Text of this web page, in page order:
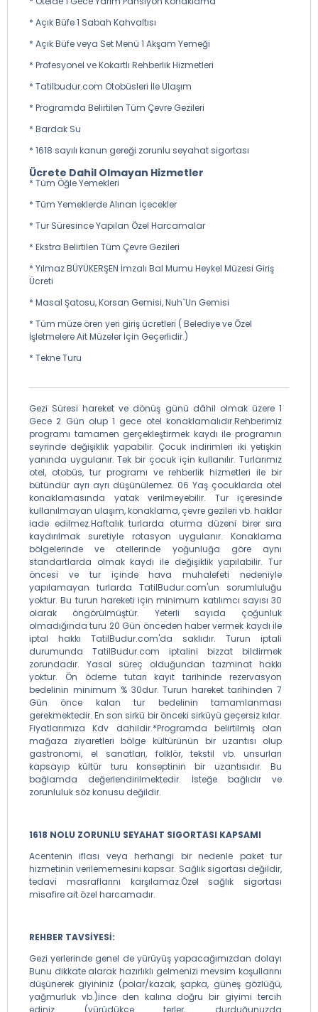
*Öğle Yemeği: Eskişehir’de serbest olarak alınacaktır.
dahildir.
*Konaklama: Bursa veya Eskişehir Standart Şehir Otelleri
Grand Şah ,Former City Otel - Bursa Koza Otel , Bursa
Royal Termal Otel vb. Oteller
* Açık Büfe 1 Sabah Kahvaltısı
* Açık Büfe veya Set Menü 1 Akşam Yemeği
* Profesyonel ve Kokartlı Rehberlik Hizmetleri
* Tatilbudur.com Otobüsleri İle Ulaşım
* Programda Belirtilen Tüm Çevre Gezileri
* Bardak Su
* 1618 sayılı kanun gereği zorunlu seyahat sigortası
Ücrete Dahil Olmayan Hizmetler
* Tüm Öğle Yemekleri
* Tüm Yemeklerde Alınan İçecekler
* Tur Süresince Yapılan Özel Harcamalar
* Ekstra Belirtilen Tüm Çevre Gezileri
* Yılmaz BÜYÜKERŞEN İmzalı Bal Mumu Heykel Müzesi Giriş
Ücreti
* Masal Şatosu, Korsan Gemisi, Nuh`Un Gemisi
* Tüm müze ören yeri giriş ücretleri ( Belediye ve Özel
İşletmelere Ait Müzeler İçin Geçerlidir.)
* Tekne Turu
Gezi Süresi hareket ve dönüş günü dâhil olmak üzere 1
Gece 2 Gün olup 1 gece otel konaklamalıdır.Rehberimiz
programı tamamen gerçekleştirmek kaydı ile programın
seyrinde değişiklik yapabilir. Çocuk indirimleri iki yetişkin
yanında uygulanır. Tek bir çocuk için kullanılır. Turlarımız
otel, otobüs, tur programı ve rehberlik hizmetleri ile bir
bütündür ayrı ayrı düşünülemez. 06 Yaş çocuklarda otel
konaklamasında yatak verilmeyebilir. Tur içeresinde
kullanılmayan ulaşım, konaklama, çevre gezileri vb. haklar
iade edilmez.Haftalık turlarda oturma düzeni birer sıra
kaydırılmak suretiyle rotasyon uygulanır. Konaklama
bölgelerinde ve otellerinde yoğunluğa göre aynı
standartlarda olmak kaydı ile değişiklik yapılabilir. Tur
öncesi ve tur içinde hava muhalefeti nedeniyle
yapılamayan turlarda TatilBudur.com'un sorumluluğu
yoktur. Bu turun hareketi için minimum katılımcı sayısı 30
olarak öngörülmüştür. Yeterli sayıda çoğunluk
olmadığında turu 20 Gün önceden haber vermek kaydı ile
iptal hakkı TatilBudur.com'da saklıdır. Turun iptali
durumunda TatilBudur.com iptalini bizzat bildirmek
zorundadır. Yasal süreç olduğundan tazminat hakkı
yoktur. Ön ödeme tutarı kayıt tarihinde rezervasyon
bedelinin minimum % 30dur. Turun hareket tarihinden 7
Gün önce kalan tur bedelinin tamamlanması
gerekmektedir. En son sirkü bir önceki sirküyü geçersiz kılar.
Fiyatlarımıza Kdv dahildir.*Programda belirtilmiş olan
mağaza ziyaretleri bölge kültürünün bir uzantısı olup
gastronomi, el sanatları, folklör, tekstil vb. unsurları
kapsayıp kültür turu konseptinin bir uzantısıdır. Bu
bağlamda değerlendirilmektedir. İsteğe bağlıdır ve
zorunluluk söz konusu değildir.
1618 NOLU ZORUNLU SEYAHAT SIGORTASI KAPSAMI
Acentenin iflası veya herhangi bir nedenle paket tur
hizmetinin verilememesini kapsar. Sağlık sigortası değildir,
tedavi masraflarını karşılamaz.Özel sağlık sigortası
misafire ait özel harcamadır.
REHBER TAVSİYESİ:
Gezi yerlerinde genel de yürüyüş yapacağımızdan dolayı
Bunu dikkate alarak hazırlıklı gelmenizi mevsim koşullarını
düşünerek giyininiz (polar/kazak, şapka, güneş gözlüğü,
yağmurluk vb.)ince den kalına doğru bir giyimi tercih
ediniz (yürüdükçe terler, durduğunuzda